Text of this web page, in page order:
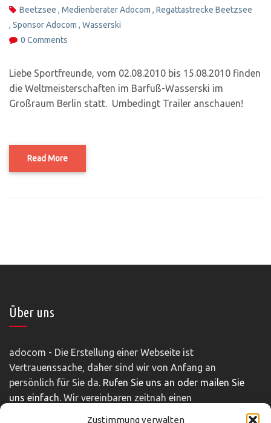
Zustimmung verwalten
Beetzsee , Medienberater Adocom , Regattastrecke Beetzsee
, Sponsor Adocom , Wasserski
0 Comments
Liebe Sportfreunde, vom 02.08.2010 bis 15.08.2010 finden
die Weltmeisterschaften im Barfuß-Wasserski im
Großraum Berlin statt. Umbedingt Trailer anschauen!
Read More
Über uns
adocom - Die Erstellung einer Webseite ist
Vertrauenssache, daher sind wir von Anfang an
persönlich für Sie da. Rufen Sie uns an oder mailen Sie
uns einfach. Wir vereinbaren zeitnah einen